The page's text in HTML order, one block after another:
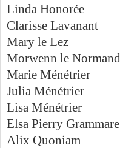
Linda Honorée
Clarisse Lavanant
Mary le Lez
Morwenn le Normand
Marie Ménétrier
Julia Ménétrier
Lisa Ménétrier
Elsa Pierry Grammare
Alix Quoniam